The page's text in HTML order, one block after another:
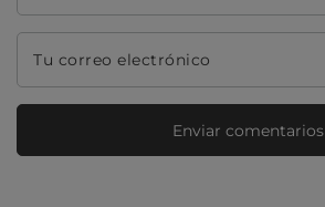
Tu correo electrónico
Enviar comentarios